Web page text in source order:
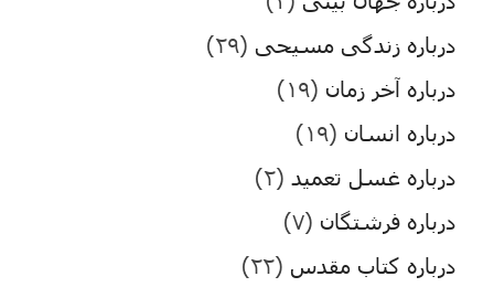
درباره زندگی مسیحی (۲۹)
درباره آخر زمان (۱۹)
درباره انسان (۱۹)
درباره غسل تعمید (۲)
درباره فرشتگان (۷)
درباره کتاب مقدس (۲۲)